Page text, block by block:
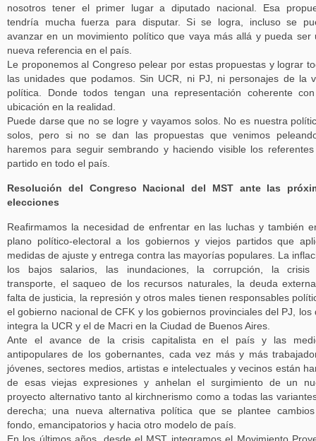
nosotros tener el primer lugar a diputado nacional. Esa
tendría mucha fuerza para disputar. Si se logra, incluso se
avanzar en un movimiento político que vaya más allá y pueda ser
nueva referencia en el país.
Le proponemos al Congreso pelear por estas propuestas y lograr
las unidades que podamos. Sin UCR, ni PJ, ni personajes de la
política. Donde todos tengan una representación coherente
ubicación en la realidad.
Puede darse que no se logre y vayamos solos. No es nuestra
solos, pero si no se dan las propuestas que venimos
haremos para seguir sembrando y haciendo visible los
partido en todo el país.
Resolución del Congreso Nacional del MST ante las
elecciones
Reafirmamos la necesidad de enfrentar en las luchas y también
plano político-electoral a los gobiernos y viejos partidos que
medidas de ajuste y entrega contra las mayorías populares. La
los bajos salarios, las inundaciones, la corrupción, la crisis
transporte, el saqueo de los recursos naturales, la deuda
falta de justicia, la represión y otros males tienen responsables
el gobierno nacional de CFK y los gobiernos provinciales del PJ, los
integra la UCR y el de Macri en la Ciudad de Buenos Aires.
Ante el avance de la crisis capitalista en el país y las
antipopulares de los gobernantes, cada vez más y más
jóvenes, sectores medios, artistas e intelectuales y vecinos están
de esas viejas expresiones y anhelan el surgimiento de un
proyecto alternativo tanto al kirchnerismo como a todas las
derecha; una nueva alternativa política que se plantee
fondo, emancipatorios y hacia otro modelo de país.